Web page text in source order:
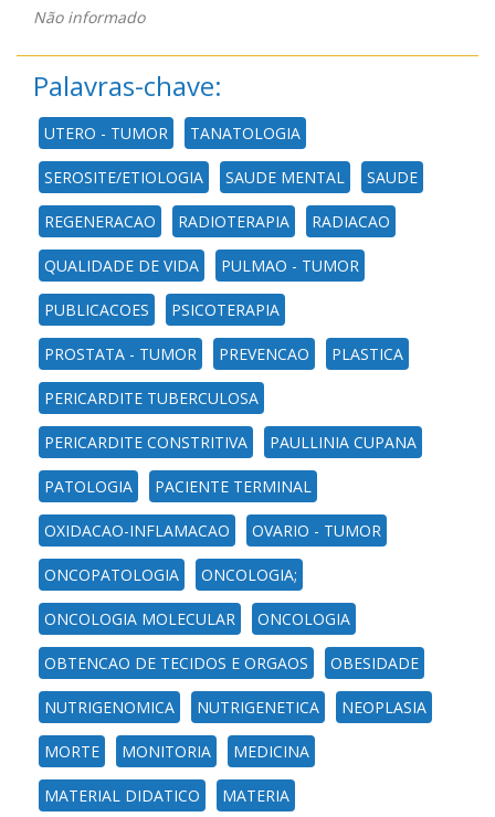
Não informado
Palavras-chave:
UTERO - TUMOR TANATOLOGIA
SEROSITE/ETIOLOGIA SAUDE MENTAL SAUDE
REGENERACAO RADIOTERAPIA RADIACAO
QUALIDADE DE VIDA PULMAO - TUMOR
PUBLICACOES PSICOTERAPIA
PROSTATA - TUMOR PREVENCAO PLASTICA
PERICARDITE TUBERCULOSA
PERICARDITE CONSTRITIVA PAULLINIA CUPANA
PATOLOGIA PACIENTE TERMINAL
OXIDACAO-INFLAMACAO OVARIO - TUMOR
ONCOPATOLOGIA ONCOLOGIA;
ONCOLOGIA MOLECULAR ONCOLOGIA
OBTENCAO DE TECIDOS E ORGAOS OBESIDADE
NUTRIGENOMICA NUTRIGENETICA NEOPLASIA
MORTE MONITORIA MEDICINA
MATERIAL DIDATICO MATERIA